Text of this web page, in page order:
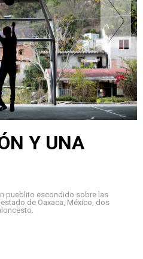
Y UNA
pueblito escondido sobre las
de Oaxaca, México, dos